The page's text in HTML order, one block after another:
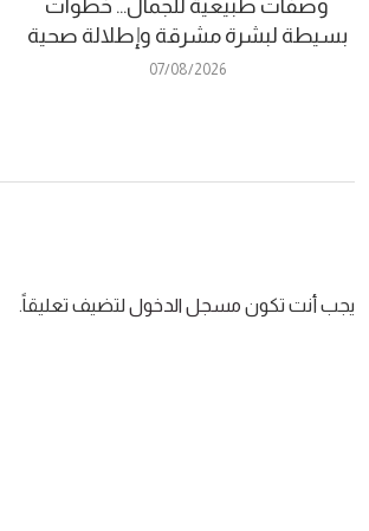
وصفات طبيعية للجمال… خطوات
بسيطة لبشرة مشرقة وإطلالة صحية
07/08/2026
يجب أنت تكون مسجل الدخول لتضيف تعليقاً.